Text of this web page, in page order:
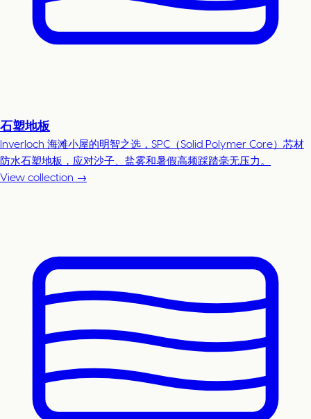
石塑地板
Inverloch 海滩小屋的明智之选，SPC（Solid Polymer Core）芯材
防水石塑地板，应对沙子、盐雾和暑假高频踩踏毫无压力。
View collection →